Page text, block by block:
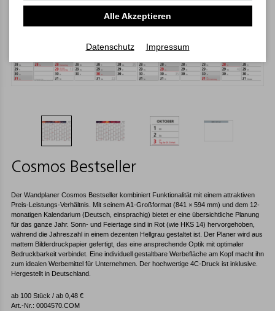
Cosmos Bestseller
Der Wandplaner Cosmos Bestseller kombiniert Funktionalität mit einem attraktiven
Preis-Leistungs-Verhältnis. Mit seinem A1-Großformat (841 × 594 mm) und dem 12-
monatigen Kalendarium (Deutsch, einsprachig) bietet er eine übersichtliche Planung
für das ganze Jahr. Sonn- und Feiertage sind in Rot (wie HKS 14) hervorgehoben,
während die Jahreszahl in einem dezenten Hellgrau gestaltet ist. Der Planer wird aus
mattem Bilderdruckpapier gefertigt, das eine ansprechende Optik mit optimaler
Bedruckbarkeit verbindet. Eine individuell gestaltbare Werbefläche am Kopf macht ihn
zum idealen Werbemittel für Unternehmen. Der hochwertige 4C-Druck ist inklusive.
Hergestellt in Deutschland.
ab 100 Stück / ab 0,48 €
Art.-Nr.: 0004570.COM
Alle Akzeptieren
Datenschutz Impressum